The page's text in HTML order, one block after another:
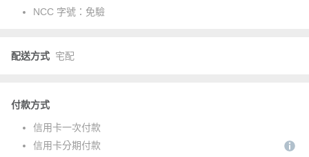
NCC 字號： 免驗
配送方式 宅配
付款方式
信用卡一次付款
信用卡分期付款